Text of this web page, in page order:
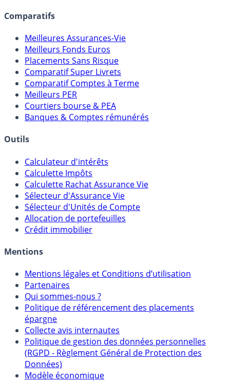
Comparatifs
Meilleures Assurances-Vie
Meilleurs Fonds Euros
Placements Sans Risque
Comparatif Super Livrets
Comparatif Comptes à Terme
Meilleurs PER
Courtiers bourse & PEA
Banques & Comptes rémunérés
Outils
Calculateur d'intérêts
Calculette Impôts
Calculette Rachat Assurance Vie
Sélecteur d'Assurance Vie
Sélecteur d'Unités de Compte
Allocation de portefeuilles
Crédit immobilier
Mentions
Mentions légales et Conditions d’utilisation
Partenaires
Qui sommes-nous ?
Politique de référencement des placements
épargne
Collecte avis internautes
Politique de gestion des données personnelles
(RGPD - Règlement Général de Protection des
Données)
Modèle économique